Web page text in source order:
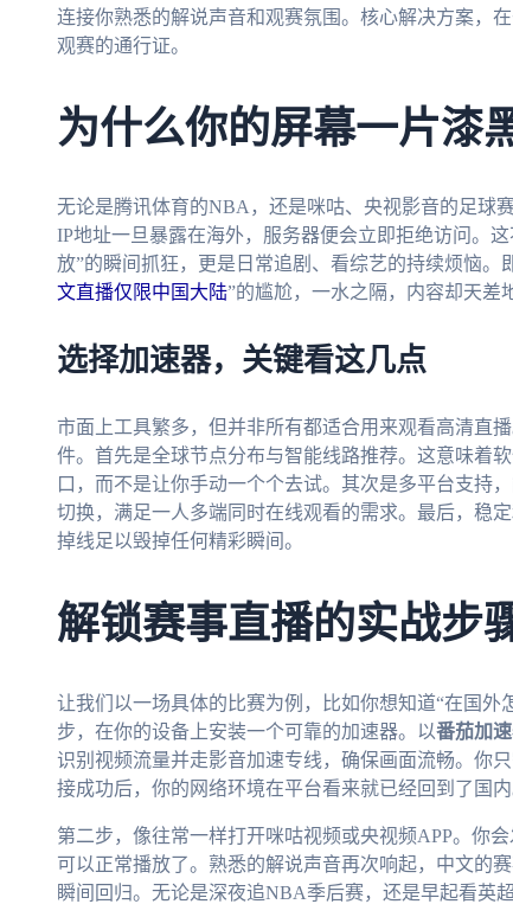
连接你熟悉的解说声音和观赛氛围。核心解决方案，
观赛的通行证。
为什么你的屏幕一片漆
无论是腾讯体育的NBA，还是咪咕、央视影音的足球
IP地址一旦暴露在海外，服务器便会立即拒绝访问。
放”的瞬间抓狂，更是日常追剧、看综艺的持续烦恼。
文直播仅限中国大陆”的尴尬，一水之隔，内容却天差
选择加速器，关键看这几点
市面上工具繁多，但并非所有都适合用来观看高清直
件。首先是全球节点分布与智能线路推荐。这意味着
口，而不是让你手动一个个去试。其次是多平台支持
切换，满足一人多端同时在线观看的需求。最后，稳
掉线足以毁掉任何精彩瞬间。
解锁赛事直播的实战步
让我们以一场具体的比赛为例，比如你想知道“在国外
步，在你的设备上安装一个可靠的加速器。以番茄加
识别视频流量并走影音加速专线，确保画面流畅。你
接成功后，你的网络环境在平台看来就已经回到了国内
第二步，像往常一样打开咪咕视频或央视频APP。你
可以正常播放了。熟悉的解说声音再次响起，中文的
瞬间回归。无论是深夜追NBA季后赛，还是早起看英